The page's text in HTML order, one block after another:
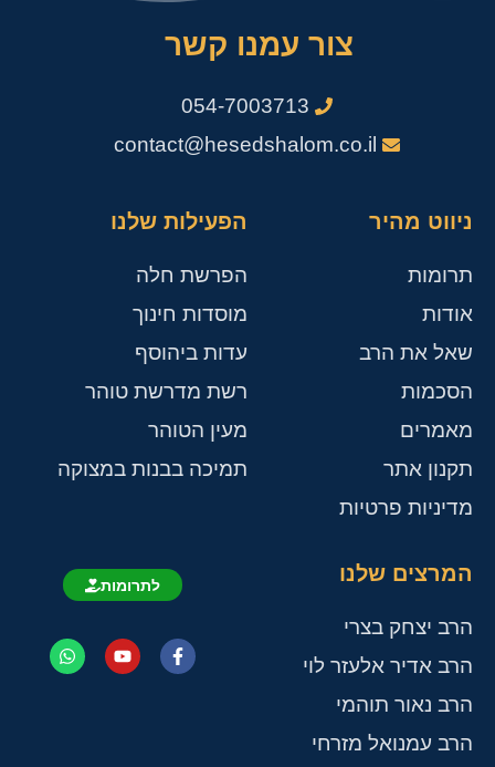
צור עמנו קשר
054-7003713
contact@hesedshalom.co.il
ניווט מהיר
תרומות
אודות
שאל את הרב
הסכמות
מאמרים
תקנון אתר
מדיניות פרטיות
הפעילות שלנו
הפרשת חלה
מוסדות חינוך
עדות ביהוסף
רשת מדרשת טוהר
מעין הטוהר
תמיכה בבנות במצוקה
המרצים שלנו
הרב יצחק בצרי
הרב אדיר אלעזר לוי
הרב נאור תוהמי
הרב עמנואל מזרחי
לתרומות